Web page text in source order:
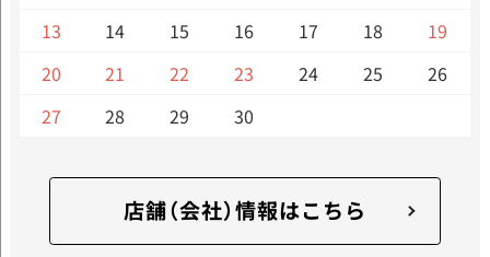
13
14 15 16 17 18
19
20
21 22 23 24 25
26
27
28 29 30
店舗（会社）情報はこちら